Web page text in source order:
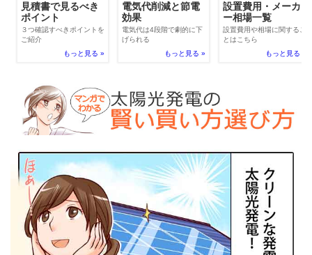
見積書で見るべき
ポイント
３つ確認すべきポイントを
ご紹介
もっと見る »
電気代削減と節電
効果
電気代は4段階で劇的に下
げられる
もっと見る »
設置費用・メーカ
ー相場一覧
設置費用や相場に関するこ
とはこちら
もっと見る »